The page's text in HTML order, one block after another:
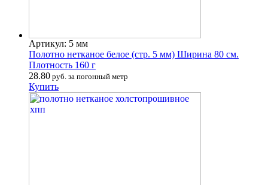
Артикул: 5 мм
Полотно нетканое белое (стр. 5 мм) Ширина 80 см.
Плотность 160 г
28.80 руб. за погонный метр
Купить